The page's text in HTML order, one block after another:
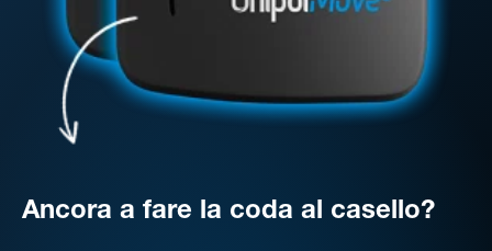
Ancora a fare la coda al casello?